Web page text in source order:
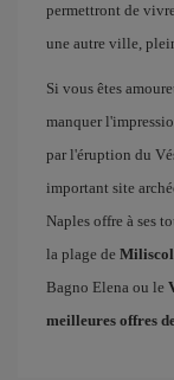
permettront de
une autre ville,
Si vous êtes
manquer
par l'éruption du
important site
Naples offre à ses
la plage de
Bagno Elena ou le
meilleures offres